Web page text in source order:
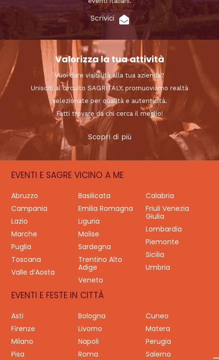
Scrivici
Valorizza la tua attività
Vuoi dare visibilità alla tua azienda?
Unisciti al circuito SAGRITALY, promuoviamo realtà
selezionate per qualità e autenticità.
Fatti trovare da chi cerca il meglio!
Scopri di più
EVENTI E SAGRE VICINO A ME
Abruzzo Basilicata
Calabria
Campania
Emilia Romagna
Friuli Venezia
Giulia
Lazio
Liguria
Lombardia
Marche
Molise
Piemonte
Puglia
Sardegna
Sicilia
Toscana
Trentino Alto
Adige
Umbria
Valle d’Aosta
Veneto
EVENTI E FESTE IN CITTÀ
Asti Bologna
Cuneo
Firenze
Livorno
Matera
Milano
Napoli
Perugia
Pisa
Roma
Salerno